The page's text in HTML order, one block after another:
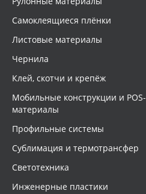
Самоклеящиеся плёнки
Листовые материалы
Чернила
Клей, скотчи и крепёж
Мобильные конструкции и POS-
материалы
Профильные системы
Сублимация и термотрансфер
Светотехника
Инженерные пластики